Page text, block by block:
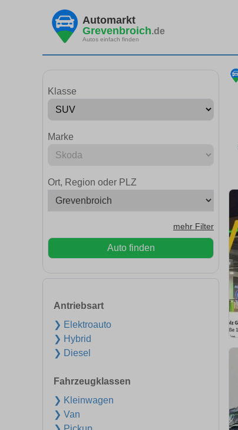
Automarkt
Grevenbroich.de
Autos einfach finden
Klasse
Marke
Ort, Region oder PLZ
mehr Filter
Auto finden
Antriebsart
❯ Elektroauto
❯ Hybrid
❯ Diesel
Fahrzeugklassen
❯ Kleinwagen
❯ Van